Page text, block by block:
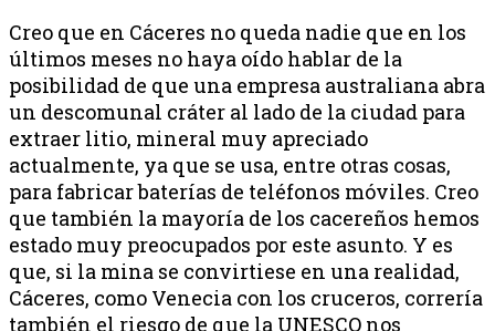
Creo que en Cáceres no queda nadie que en los
últimos meses no haya oído hablar de la
posibilidad de que una empresa australiana abra
un descomunal cráter al lado de la ciudad para
extraer litio, mineral muy apreciado
actualmente, ya que se usa, entre otras cosas,
para fabricar baterías de teléfonos móviles. Creo
que también la mayoría de los cacereños hemos
estado muy preocupados por este asunto. Y es
que, si la mina se convirtiese en una realidad,
Cáceres, como Venecia con los cruceros, correría
también el riesgo de que la UNESCO nos